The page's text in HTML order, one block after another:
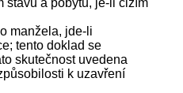
stavu a pobytu, je-li cizím
manžela, jde-li
tento doklad se
skutečnost uvedena
k uzavření